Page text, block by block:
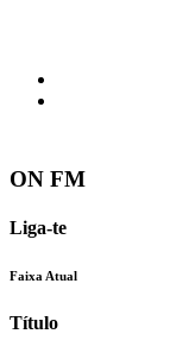
ON FM
Liga-te
Faixa Atual
Título